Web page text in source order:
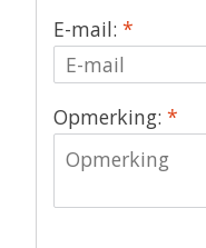
E-mail: *
Opmerking: *